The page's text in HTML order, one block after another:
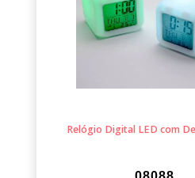
Relógio Digital LED com